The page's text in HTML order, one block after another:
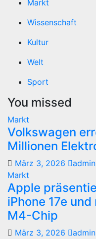
Markt
Wissenschaft
Kultur
Welt
Sport
You missed
Markt
Volkswagen
Millionen
März 3, 2026
admin
Markt
Apple
iPhone 17e
M4-Chip
März 3, 2026
admin